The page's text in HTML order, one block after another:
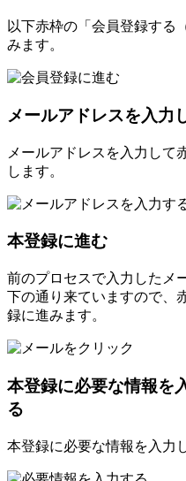
以下赤枠の「会員登録する
みます。
メールアドレスを入力
メールアドレスを入力して
します。
本登録に進む
前のプロセスで入力したメ
下の通り来ていますので、
録に進みます。
本登録に必要な情報を
る
本登録に必要な情報を入力